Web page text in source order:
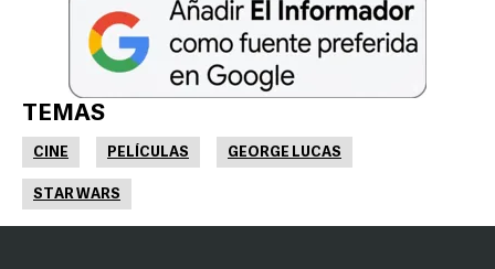
TEMAS
CINE PELÍCULAS GEORGE LUCAS
STAR WARS